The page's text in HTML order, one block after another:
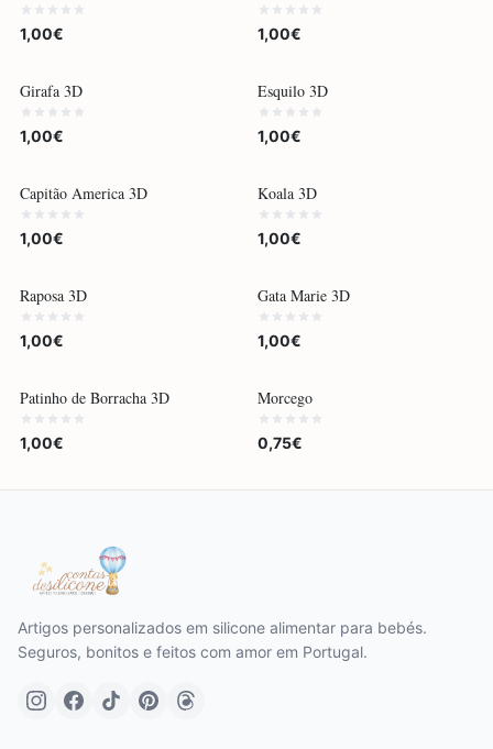
1,00€ 1,00€
Girafa 3D
1,00€
Esquilo 3D
1,00€
Capitão America 3D
1,00€
Koala 3D
1,00€
Raposa 3D
1,00€
Gata Marie 3D
1,00€
Patinho de Borracha 3D
1,00€
Morcego
0,75€
Artigos personalizados em silicone alimentar para bebés.
Seguros, bonitos e feitos com amor em Portugal.